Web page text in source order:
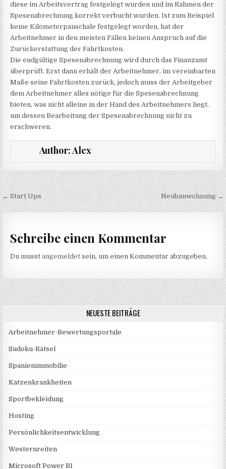
diese im Arbeitsvertrag festgelegt wurden und im Rahmen der
Spesenabrechnung korrekt verbucht wurden. Ist zum Beispiel
keine Kilometerpauschale festgelegt worden, hat der
Arbeitnehmer in den meisten Fällen keinen Anspruch auf die
Zurückerstattung der Fahrtkosten.
Die endgültige Spesenabrechnung wird durch das Finanzamt
überprüft. Erst dann erhält der Arbeitnehmer, im vereinbarten
Maße seine Fahrtkosten zurück, jedoch muss der Arbeitgeber
dem Arbeitnehmer alles nötige für die Spesenabrechnung
bieten, was nicht alleine in der Hand des Arbeitnehmers liegt,
um dessen Bearbeitung der Spesenabrechnung nicht zu
erschweren.
Author:Alex
Beitragsnavigation
← Start Ups Neubauwohnung →
Schreibe einen Kommentar
Du musstangemeldet sein, um einen Kommentar abzugeben.
NEUESTE BEITRÄGE
Arbeitnehmer-Bewertungsportale
Sudoku-Rätsel
Spanienimmobilie
Katzenkrankheiten
Sportbekleidung
Hosting
Persönlichkeitsentwicklung
Westernreiten
Microsoft Power BI